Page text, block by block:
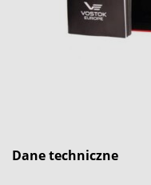
Dane techniczne